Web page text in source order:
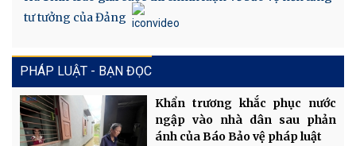
tư tưởng của Đảng
PHÁP LUẬT - BẠN ĐỌC
Khẩn trương khắc phục nước
ngập vào nhà dân sau phản
ánh của Báo Bảo vệ pháp luật